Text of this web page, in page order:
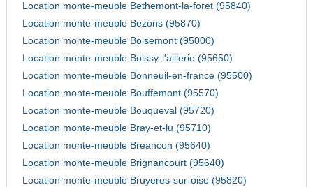
Location monte-meuble Bethemont-la-foret (95840)
Location monte-meuble Bezons (95870)
Location monte-meuble Boisemont (95000)
Location monte-meuble Boissy-l'aillerie (95650)
Location monte-meuble Bonneuil-en-france (95500)
Location monte-meuble Bouffemont (95570)
Location monte-meuble Bouqueval (95720)
Location monte-meuble Bray-et-lu (95710)
Location monte-meuble Breancon (95640)
Location monte-meuble Brignancourt (95640)
Location monte-meuble Bruyeres-sur-oise (95820)